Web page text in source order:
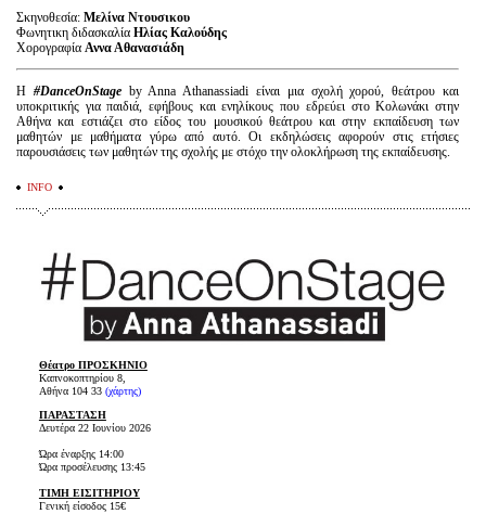
Σκηνοθεσία: Μελίνα Ντουσικου
Φωνητικη διδασκαλία Ηλίας Καλούδης
Χορογραφία Αννα Αθανασιάδη
Η #DanceOnStage by Anna Athanassiadi είναι μια σχολή χορού, θεάτρου και
υποκριτικής για παιδιά, εφήβους και ενηλίκους που εδρεύει στο Κολωνάκι στην
Αθήνα και εστιάζει στο είδος του μουσικού θεάτρου και στην εκπαίδευση των
μαθητών με μαθήματα γύρω από αυτό. Οι εκδηλώσεις αφορούν στις ετήσιες
παρουσιάσεις των μαθητών της σχολής με στόχο την ολοκλήρωση της εκπαίδευσης.
INFO
Θέατρο ΠΡΟΣΚΗΝΙΟ
Καπνοκοπτηρίου 8,
Αθήνα 104 33 (χάρτης)
ΠΑΡΑΣΤΑΣΗ
Δευτέρα 22 Ιουνίου 2026
Ώρα έναρξης 14:00
Ώρα προσέλευσης 13:45
ΤΙΜΗ ΕΙΣΙΤΗΡΙΟΥ
Γενική είσοδος 15€